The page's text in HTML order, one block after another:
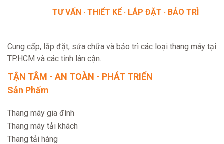
TƯ VẤN · THIẾT KẾ · LẮP ĐẶT · BẢO TRÌ
Cung cấp, lắp đặt, sửa chữa và bảo trì các loại thang máy tại
TP.HCM và các tỉnh lân cận.
TẬN TÂM - AN TOÀN - PHÁT TRIỂN
Sản Phẩm
Thang máy gia đình
Thang máy tải khách
Thang tải hàng